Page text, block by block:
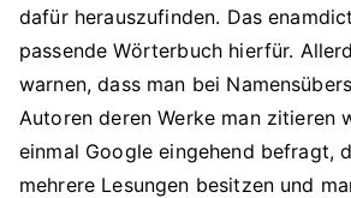
dafür herauszufinden. Das
passende Wörterbuch hierfür.
warnen, dass man bei
Autoren deren Werke man zitieren
einmal Google eingehend befragt,
mehrere Lesungen besitzen und